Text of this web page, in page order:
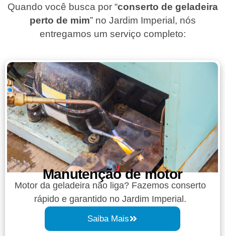
Quando você busca por “conserto de geladeira
perto de mim” no Jardim Imperial, nós
entregamos um serviço completo:
Manutenção de motor
Motor da geladeira não liga? Fazemos conserto
rápido e garantido no Jardim Imperial.
Saiba Mais